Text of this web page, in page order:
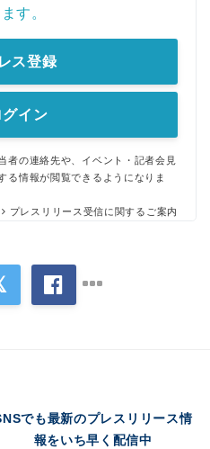
す。
ス登録
グイン
者の連絡先や、イベント・記者会見
る情報が閲覧できるようになりま
プレスリリース受信に関するご案内
でも最新のプレスリリース情
報をいち早く配信中